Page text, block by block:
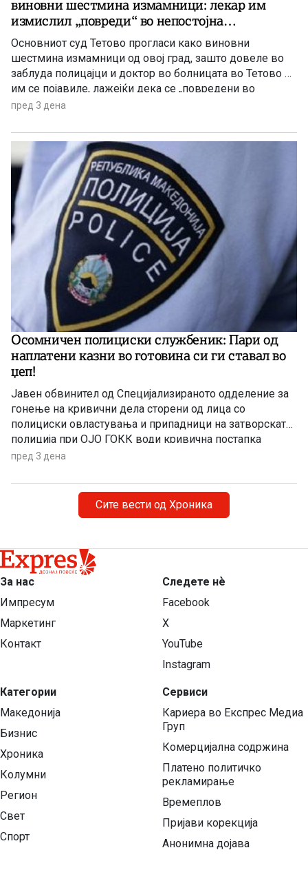
виновни шестмина измамници: лекар им
измислил „повреди“ во непостојна
сообраќајка
Основниот суд Тетово прогласи како виновни
шестмина измамници од овој град, зашто довеле во
заблуда полицајци и доктор во болницата во Тетово –
им се појавиле, лажејќи дека се „повредени во
сообраќајка“, па дури добиле и медицински извештај
цел да ја приложат таквата лажна медицинска
документација пред осигурителни компании и да
земат отштета.
пред 3 дена
Осомничен полициски службеник: Пари од
наплатени казни во готовина си ги ставал во
џеп!
Јавен обвинител од Специјализираното одделение за
гонење на кривични дела сторени од лица со
полициски овластувања и припадници на затворската
полиција при ОЈО ГОКК води кривична постапка
против полициски службеник од Одделението за
Скопје, поради постоење основано сомнение дека
сторил продолжено кривично дело Злоупотреба на
службената положба и овластување.
пред 3 дена
Сите вести од Хроника
За нас
Импресум
Маркетинг
Контакт
Категории
Македонија
Бизнис
Хроника
Колумни
Регион
Свет
Спорт
Следете нѐ
Facebook
X
YouTube
Instagram
Сервиси
Кариера во Експрес Медиа
Груп
Комерцијална содржина
Платено политичко
рекламирање
Времеплов
Пријави корекција
Анонимна дојава